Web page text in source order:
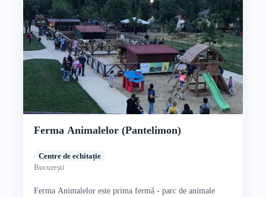
Ferma Animalelor (Pantelimon)
Centre de echitație
București
Ferma Animalelor este prima fermă - parc de animale